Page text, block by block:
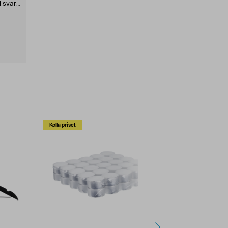
svart
Kolla priset